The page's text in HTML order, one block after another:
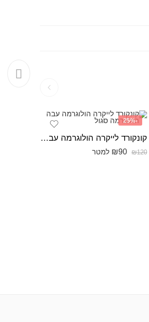
-25%
קונקורד לייקרה הולוגרמה עבה הולוגרמה סגול
₪120
₪90 למטר